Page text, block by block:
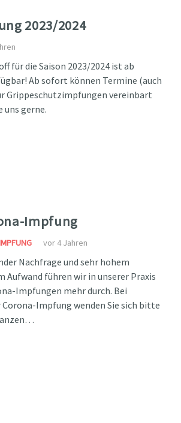
2023/2024
für die Saison 2023/2024 ist ab
Ab sofort können Termine (auch
Grippeschutzimpfungen vereinbart
uns gerne.
Impfung
vor 4 Jahren
Nachfrage und sehr hohem
Aufwand führen wir in unserer Praxis
Impfungen mehr durch. Bei
Impfung wenden Sie sich bitte